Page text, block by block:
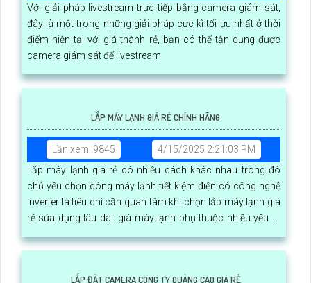
Với giải pháp livestream trực tiếp bằng camera giám sát,
đây là một trong những giải pháp cực kì tối ưu nhất ở thời
điểm hiện tại với giá thành rẻ, bạn có thể tận dụng được
camera giám sát để livestream
LẮP MÁY LẠNH GIÁ RẺ CHÍNH HÃNG
Lần xem: 9845
4/15/2025 2:21:03 PM
Lắp máy lạnh giá rẻ có nhiều cách khác nhau trong đó
chủ yếu chọn dòng máy lạnh tiết kiệm điện có công nghệ
inverter là tiêu chí cần quan tâm khi chọn lắp máy lạnh giá
rẻ sửa dụng lâu dai. giá máy lạnh phụ thuộc nhiều yếu tố
LẮP ĐẶT CAMERA CÔNG TY QUẢNG CÁO GIÁ RẺ